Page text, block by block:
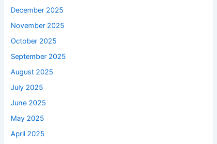
December 2025
November 2025
October 2025
September 2025
August 2025
July 2025
June 2025
May 2025
April 2025